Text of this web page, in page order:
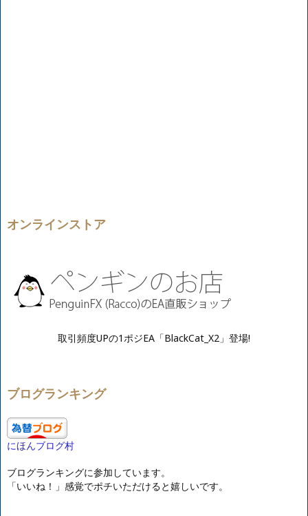
オンラインストア
取引頻度UPの1ポジEA「BlackCat_X2」登場!
ブログランキング
にほんブログ村
ブログランキングに参加しています。
「いいね！」感覚でポチいただけると嬉しいです。